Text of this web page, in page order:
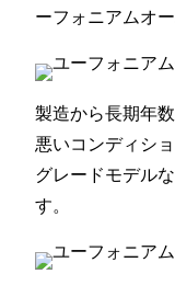
ーフォニアムオ
製造から長期年
悪いコンディシ
グレードモデル
す。